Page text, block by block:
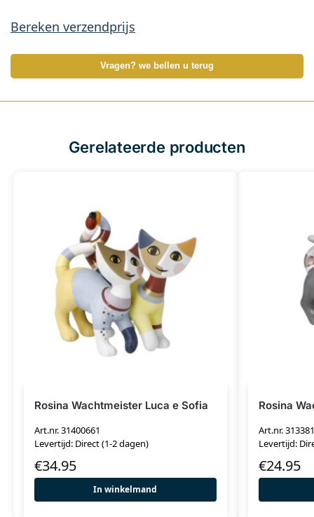
Bereken verzendprijs
Vragen? we bellen u terug
Gerelateerde producten
Rosina Wachtmeister Luca e Sofia
Art.nr. 31400661
Levertijd: Direct (1-2 dagen)
€34.95
In winkelmand
Rosina
Art.nr.
Levertijd:
€24.95